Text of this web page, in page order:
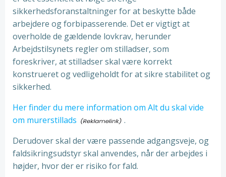
sikkerhedsforanstaltninger for at beskytte både
arbejdere og forbipasserende. Det er vigtigt at
overholde de gældende lovkrav, herunder
Arbejdstilsynets regler om stilladser, som
foreskriver, at stilladser skal være korrekt
konstrueret og vedligeholdt for at sikre stabilitet og
sikkerhed.
Her finder du mere information om Alt du skal vide
om murerstillads
.
Derudover skal der være passende adgangsveje, og
faldsikringsudstyr skal anvendes, når der arbejdes i
højder, hvor der er risiko for fald.